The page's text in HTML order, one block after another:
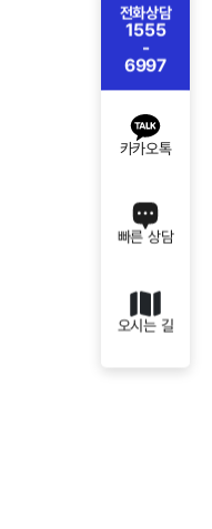
전화상담
1555
-
6997
카카오톡
빠른 상담
오시는 길